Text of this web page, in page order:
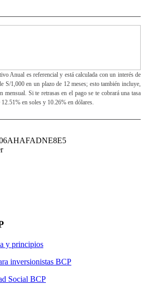
Anual es referencial y está calculada con un interés de
S/1,000 en un plazo de 12 meses; esto también incluye,
mensual. Si te retrasas en el pago se te cobrará una tasa
en soles y 10.26% en dólares.
y principios
inversionistas BCP
Social BCP